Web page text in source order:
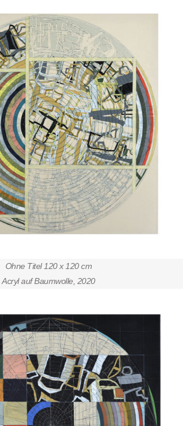
Ohne Titel 120 x 120 cm
Acryl auf Baumwolle, 2020